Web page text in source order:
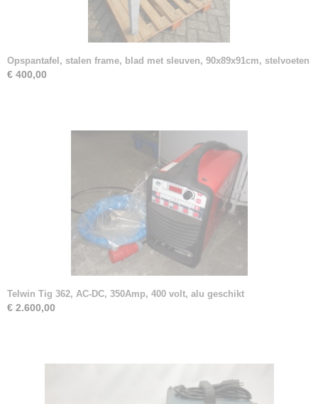
Opspantafel, stalen frame, blad met sleuven, 90x89x91cm, stelvoeten
€ 400,00
Telwin Tig 362, AC-DC, 350Amp, 400 volt, alu geschikt
€ 2.600,00